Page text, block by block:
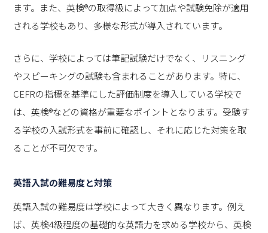
ます。また、英検®の取得級によって加点や試験免除が適用
される学校もあり、多様な形式が導入されています。
さらに、学校によっては筆記試験だけでなく、リスニング
やスピーキングの試験も含まれることがあります。特に、
CEFRの指標を基準にした評価制度を導入している学校で
は、英検®などの資格が重要なポイントとなります。受験す
る学校の入試形式を事前に確認し、それに応じた対策を取
ることが不可欠です。
英語入試の難易度と対策
英語入試の難易度は学校によって大きく異なります。例え
ば、英検4級程度の基礎的な英語力を求める学校から、英検